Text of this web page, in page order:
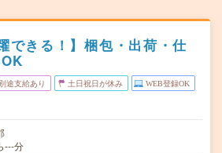
できる！】梱包・出荷・仕
途支給あり 土日祝日が休み WEB登録OK
---分